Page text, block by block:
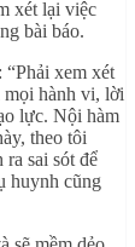
xét lại việc
bài báo.
xem xét
mọi hành vi, lời
lực. Nội hàm
theo tôi
sai sót để
huynh cũng